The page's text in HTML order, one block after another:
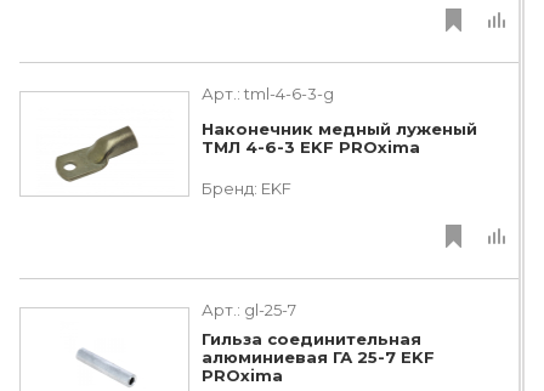
Арт.: tml-4-6-3-g
Наконечник медный луженый
ТМЛ 4-6-3 EKF PROxima
Бренд: EKF
Арт.: gl-25-7
Гильза соединительная
алюминиевая ГА 25-7 EKF
PROxima